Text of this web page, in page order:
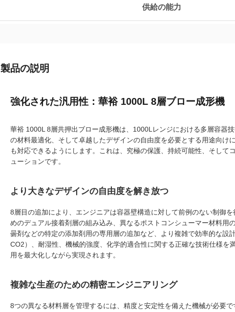
供給の能力
製品の説明
強化された汎用性：華裕 1000L 8層ブロー成形機
華裕 1000L 8層共押出ブロー成形機は、1000Lレンジにおける多層容器
の材料最適化、そして卓越したデザインの自由度を必要とする用途向け
も対応できるようにします。これは、究極の保護、持続可能性、そして
ューションです。
より大きなデザインの自由度を解き放つ
8層目の追加により、エンジニアは容器壁構造に対して前例のない制御
めのデュアル接着剤層の組み込み、異なるポストコンシューマー材料用
曇剤などの特定の添加剤用の専用層の追加など、より複雑で効率的な設
CO2）、耐湿性、機械的強度、化学的適合性に関する正確な技術仕様を
用を最大化しながら実現されます。
複雑な生産のための精密エンジニアリング
8つの異なる材料層を管理するには、精度と安定性を備えた機械が必要